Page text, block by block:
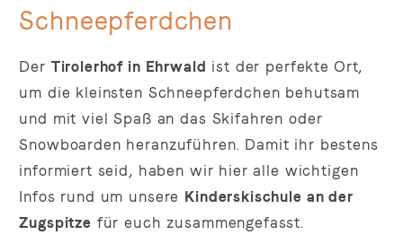
Schneepferdchen
Der Tirolerhof in Ehrwald ist der perfekte Ort,
um die kleinsten Schneepferdchen behutsam
und mit viel Spaß an das Skifahren oder
Snowboarden heranzuführen. Damit ihr bestens
informiert seid, haben wir hier alle wichtigen
Infos rund um unsere Kinderskischule an der
Zugspitze für euch zusammengefasst.